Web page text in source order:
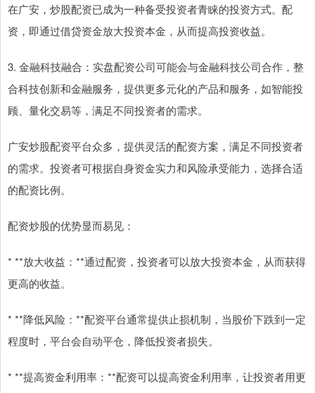
在广安，炒股配资已成为一种备受投资者青睐的投资方式。配
资，即通过借贷资金放大投资本金，从而提高投资收益。
3. 金融科技融合：实盘配资公司可能会与金融科技公司合作，整
合科技创新和金融服务，提供更多元化的产品和服务，如智能投
顾、量化交易等，满足不同投资者的需求。
广安炒股配资平台众多，提供灵活的配资方案，满足不同投资者
的需求。投资者可根据自身资金实力和风险承受能力，选择合适
的配资比例。
配资炒股的优势显而易见：
* **放大收益：**通过配资，投资者可以放大投资本金，从而获得
更高的收益。
* **降低风险：**配资平台通常提供止损机制，当股价下跌到一定
程度时，平台会自动平仓，降低投资者损失。
* **提高资金利用率：**配资可以提高资金利用率，让投资者用更